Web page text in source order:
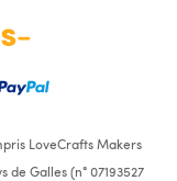
LoveCrafts Makers
Galles (n° 07193527